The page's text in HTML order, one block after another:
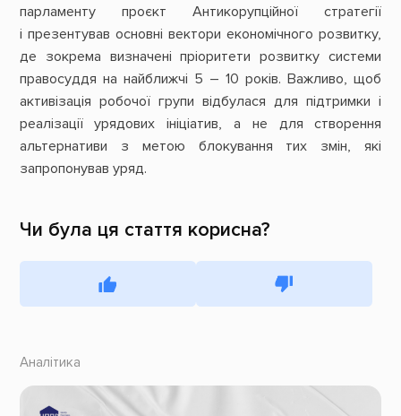
парламенту проєкт Антикорупційної стратегії
і презентував основні вектори економічного розвитку,
де зокрема визначені пріоритети розвитку системи
правосуддя на найближчі 5 – 10 років. Важливо, щоб
активізація робочої групи відбулася для підтримки і
реалізації урядових ініціатив, а не для створення
альтернативи з метою блокування тих змін, які
запропонував уряд.
Чи була ця стаття корисна?
Аналітика